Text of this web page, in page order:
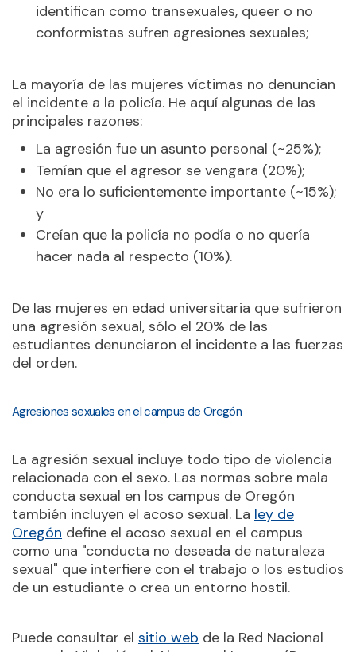
identifican como transexuales, queer o no
conformistas sufren agresiones sexuales;
La mayoría de las mujeres víctimas no denuncian
el incidente a la policía. He aquí algunas de las
principales razones:
La agresión fue un asunto personal (~25%);
Temían que el agresor se vengara (20%);
No era lo suficientemente importante (~15%);
y
Creían que la policía no podía o no quería
hacer nada al respecto (10%).
De las mujeres en edad universitaria que sufrieron
una agresión sexual, sólo el 20% de las
estudiantes denunciaron el incidente a las fuerzas
del orden.
Agresiones sexuales en el campus de Oregón
La agresión sexual incluye todo tipo de violencia
relacionada con el sexo. Las normas sobre mala
conducta sexual en los campus de Oregón
también incluyen el acoso sexual. La ley de
Oregón define el acoso sexual en el campus
como una "conducta no deseada de naturaleza
sexual" que interfiere con el trabajo o los estudios
de un estudiante o crea un entorno hostil.
Puede consultar el sitio web de la Red Nacional